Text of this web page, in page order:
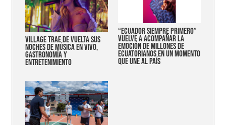
Village trae de vuelta sus
noches de música en vivo,
gastronomía y
entretenimiento
“Ecuador siempre primero”
vuelve a acompañar la
emoción de millones de
ecuatorianos en un momento
que une al país